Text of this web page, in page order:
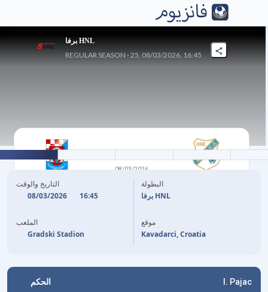
برفا HNL
REGULAR SEASON - 25, 08/03/2026, 16:45
فوكوفار
08/03/2026
التاريخ والوقت
08/03/2026
16:45
الملعب
Gradski Stadion
البطولة
برفا HNL
موقع
Kavadarci, Croatia
الحكم I. Pajac